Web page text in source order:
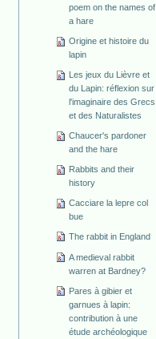
poem on the names of
a hare
Origine et histoire du
lapin
Les jeux du Lièvre et
du Lapin: réflexion sur
l'imaginaire des Grecs
et des Naturalistes
Chaucer's pardoner
and the hare
Rabbits and their
history
Cacciare la lepre col
bue
The rabbit in England
A medieval rabbit
warren at Bardney?
Pares à gibier et
garnues à lapin:
contribution à une
étude archéologique